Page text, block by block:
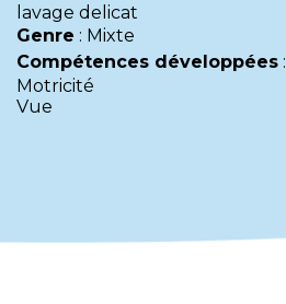
lavage delicat
Genre : Mixte
Compétences développées :
Motricité
Vue